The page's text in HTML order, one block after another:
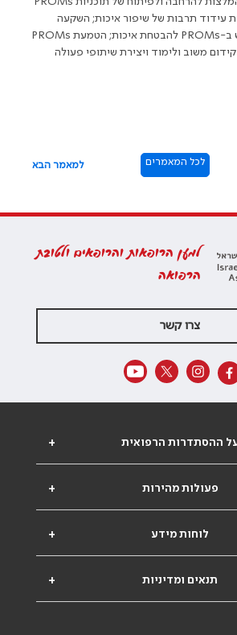
עידוד תרבות של שיפור איכות; השקעה
ב-PROMs להבטחת איכות; הטמעת PROMs
משוב ולימוד ויצירת שיתופי פעולה
לכל המאמרים למאמר הבא
למען הרופאות והרופאים ולטובת
הרפואה
צרו קשר
+ ההסתדרות הרפואית
+ פעולות מהירות
+ לוחות מידע
+ תנאים ומדיניות